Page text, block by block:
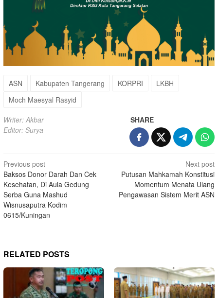
ASN Kabupaten Tangerang KORPRI
LKBH
Moch Maesyal Rasyid
Writer: Akbar
Editor: Surya
SHARE
Post
navigation
Previous post
Baksos Donor Darah Dan Cek
Kesehatan, Di Aula Gedung
Serba Guna Mashud
Wisnusaputra Kodim
0615/Kuningan
Next post
Putusan Mahkamah Konstitusi
Momentum Menata Ulang
Pengawasan Sistem Merit ASN
RELATED POSTS